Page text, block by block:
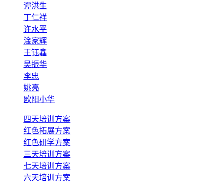
谭洪生
丁仁祥
许水平
淦家辉
王钰鑫
吴振华
李忠
姚亮
欧阳小华
四天培训方案
红色拓展方案
红色研学方案
三天培训方案
七天培训方案
六天培训方案